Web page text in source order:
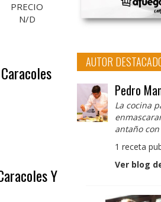
PRECIO
N/D
Y
AUTOR
Pedro
La cocina
antaño
1 receta
Ver blog